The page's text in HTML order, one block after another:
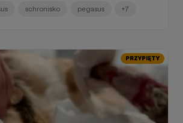
gdy w ciągu jednego tygodnia zdarzają
w których musimy walczyć o życie aż
schronisko pegasus +7
PRZYPIĘTY